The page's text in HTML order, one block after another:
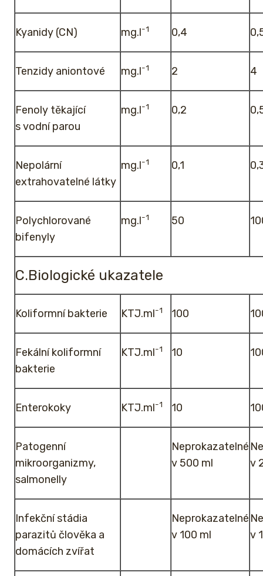
Kyanidy (CN) mg.l-1 0,4
Tenzidy aniontové mg.l-1 2 4
Fenoly těkající
s vodní parou
mg.l-1 0,2
Nepolární
extrahovatelné látky
mg.l-1 0,1
Polychlorované
bifenyly
mg.l-1 50
C.Biologické ukazatele
Koliformní bakterie KTJ.ml-1 100
Fekální koliformní
bakterie
KTJ.ml-1 10
Enterokoky KTJ.ml-1 10
Patogenní
mikroorganizmy,
salmonelly
Neprokazatelné
v 500 ml
v
Infekční stádia
parazitů člověka a
domácích zvířat
Neprokazatelné
v 100 ml
v